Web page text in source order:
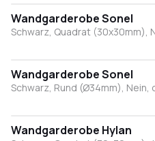
Wandgarderobe Sonel
Schwarz, Quadrat (30x30mm),
Wandgarderobe Sonel
Schwarz, Rund (Ø34mm), Nein,
Wandgarderobe Hylan